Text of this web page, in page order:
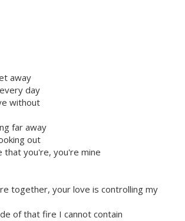
away
day
without
far away
out
that you're, you're mine
together, your love is controlling my
of that fire I cannot contain